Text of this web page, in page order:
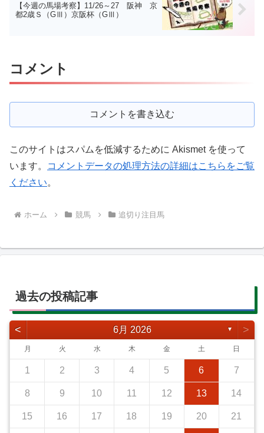
【今週の馬場考察】11/26～27 阪神 京
都2歳Ｓ（GⅢ）京阪杯（GⅢ）
コメント
コメントを書き込む
このサイトはスパムを低減するために Akismet を使って
います。
コメントデータの処理方法の詳細はこちらをご覧
ください。
ホーム 競馬 追切り注目馬
過去の投稿記事
< 6月 2026 ▼ >
月 火 水 木 金 土 日
1 2 3 4 5 6 7
8 9 10 11 12 13 14
15 16 17 18 19 20 21